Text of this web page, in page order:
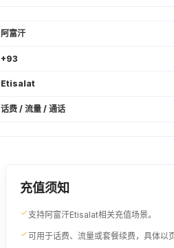
¥121.69
1400AFN
25USD
阿富汗
+93
Etisalat
话费 / 流量 / 通话
充值须知
支持阿富汗Etisalat相关充值场景。
可用于话费、流量或套餐续费，具体以